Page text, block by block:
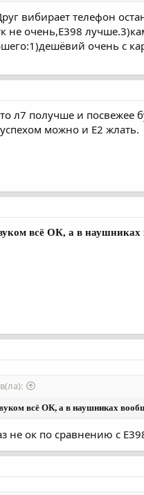
вибирает телефон
не очень,Е398
очень с
л7 получше и посвежее
можно и Е2 жлать.
всё ОК, а в наушниках
всё ОК, а в наушниках
не ок по сравнению с